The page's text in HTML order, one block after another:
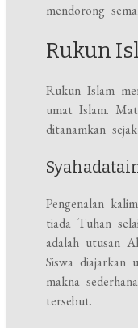
mendorong
Rukun
Rukun Islam
umat Islam.
ditanamkan
Pengenalan
tiada Tuhan
adalah utusan
Siswa diajarkan
makna
tersebut.